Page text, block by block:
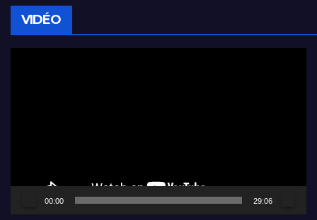
VIDÉO
00:00 29:06